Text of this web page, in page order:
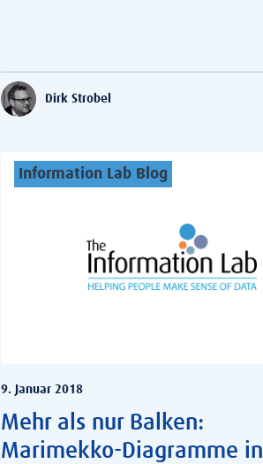
Dirk Strobel
Information Lab Blog
9. Januar 2018
Mehr als nur Balken:
Marimekko-Diagramme in